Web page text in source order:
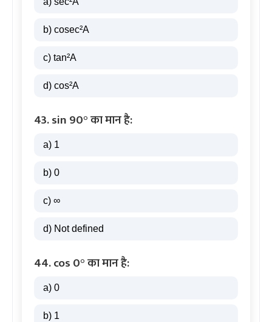
b) cosec²A
c) tan²A
d) cos²A
43. sin 90° का मान है:
a) 1
b) 0
c) ∞
d) Not defined
44. cos 0° का मान है:
a) 0
b) 1